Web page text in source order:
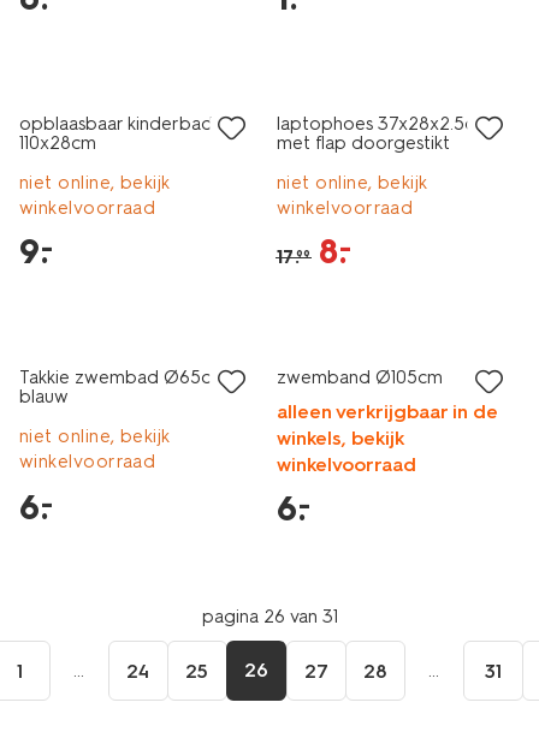
opblaasbaar kinderbadje
110x28cm
niet online, bekijk
winkelvoorraad
9.
–
laptophoes 37x28x2.5cm
met flap doorgestikt
niet online, bekijk
winkelvoorraad
17.99 8.
–
Takkie zwembad Ø65cm
blauw
niet online, bekijk
winkelvoorraad
6.
–
zwemband Ø105cm
alleen verkrijgbaar in de
winkels, bekijk
winkelvoorraad
6.
–
pagina 26 van 31
1 ... 24 25 26 27 28 ... 31